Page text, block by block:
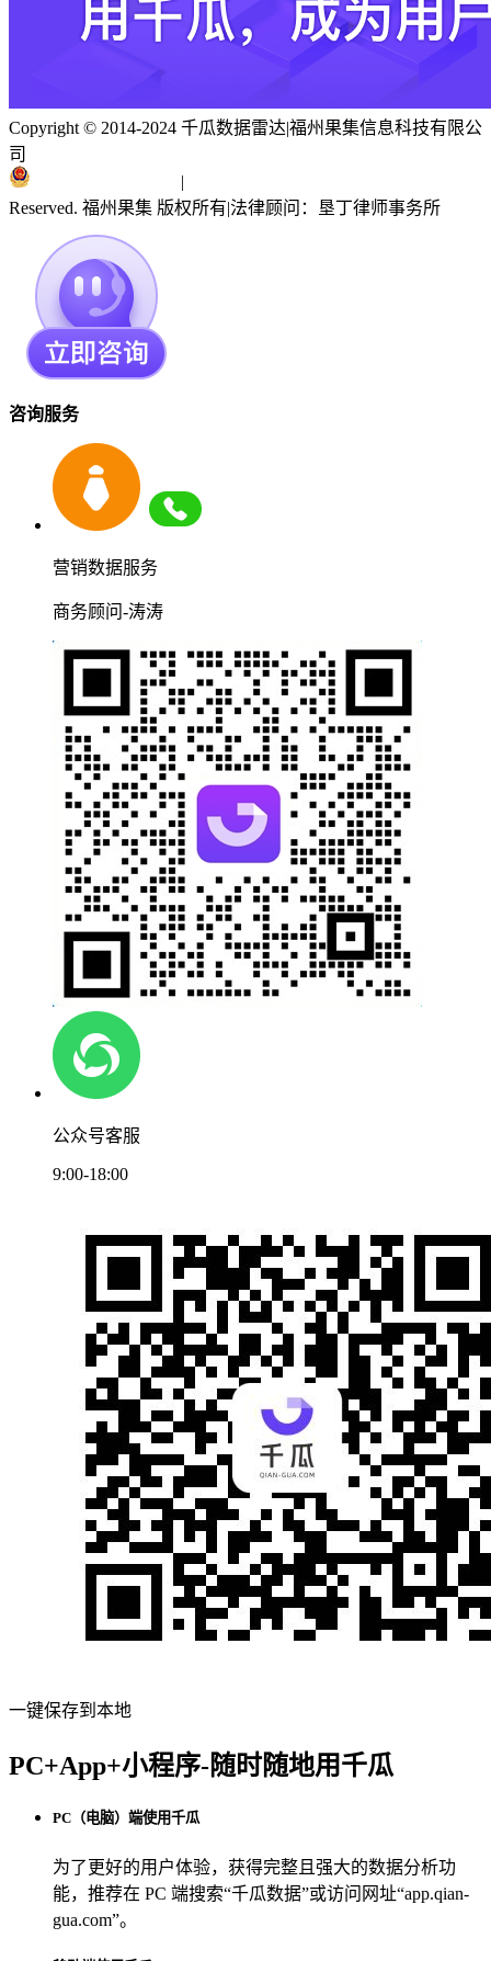
Copyright © 2014-2024 千瓜数据雷达|福州果集信息科技有限公
司
|
Reserved. 福州果集 版权所有|法律顾问：垦丁律师事务所
咨询服务
营销数据服务
商务顾问-涛涛
公众号客服
9:00-18:00
一键保存到本地
PC+App+小程序-随时随地用千瓜
PC（电脑）端使用千瓜
为了更好的用户体验，获得完整且强大的数据分析功
能，推荐在 PC 端搜索“千瓜数据”或访问网址“app.qian-
gua.com”。